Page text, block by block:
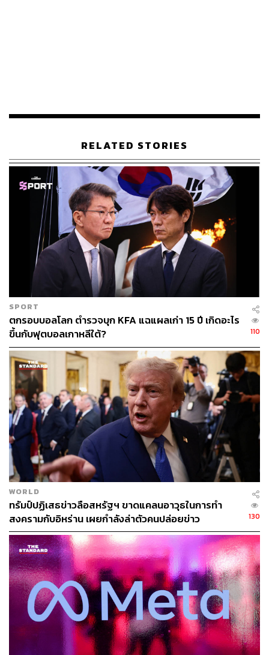
กว่าพรรคเดโมแครต หลังจากที่มีคะแนนเสียงเท่ากันที่ 48:48
คะแนนอยู่ที่ 206 ขณะที่พรรคเดโมแครตอยู่ที่ 187 โดยทั้ง
สองพรรคต้องได้คะแนนมากกว่า 218 เสียงจึงจะสามารถ
ครองเสียงข้างมากในสภาผู้แทนราษฎรได้
ด้านวุฒิสภามีรายงานว่า พรรครีพับลิกันสามารถคว้าที่นั่งใน
วุฒิสภามากกว่าพรรคเดโมแครต โดยอยู่ที่ 49:48 จากจำนวน
ทั้งสิ้น 100 ที่นั่ง โดยทั้งสองพรรคต้องการมากกว่า 50 ที่นั่งจึง
จะครองเสียงข้างมากในวุฒิสภา
อย่างไรก็ดี หากพรรคเดโมแครตได้ที่นั่งเพียง 50 ที่นั่งใน
วุฒิสภา ก็ยังอยู่ในสถานะที่ได้เปรียบกว่าพรรครีพับลิกัน
เนื่องจากในกรณีที่มีการลงมติด้วยคะแนนเสียงเท่ากัน 50:50
คามาลา แฮร์ริส รองประธานาธิบดีสหรัฐฯ ซึ่งสังกัดพรรคเด
โมแครต สามารถลงคะแนนเสียงชี้ขาดในฐานะประธาน
วุฒิสภา
ทั้งนี้ ยังคงมีการนับคะแนนในหลายรัฐที่สำคัญ โดยยังไม่นับ
รวมถึงความเป็นไปได้ที่จะมีการยื่นฟ้องร้องเกี่ยวกับการเลือก
ตั้งที่จะเกิดขึ้นในภายหลัง ทำให้การประกาศผลคะแนนอย่าง
เป็นทางการอาจกินเวลาหลายสัปดาห์
อ้างอิง:
https://edition.cnn.com/2022/11/09/politics/biden-ne
ws-conference-midterms/index.htm
https://edition.cnn.com/politics/live-news/election-res
ults-congress-senate-house-11-09-2022/index.htm
สามารถติดตาม THE STANDARD WEALTH
ผ่านแอปพลิเคชันต่างๆ ที่คุณสะดวกหรือใช้งานอยู่แล้วได้เลย
TAGS: เลือกตั้งกลางเทอมสหรัฐฯ 2022
Joe Biden
สหรัฐอเมริกา
โจ ไบเดน เศรษฐกิจถดถอย
RELATED STORIES
SPORT
ตกรอบบอลโลก ตำรวจบุก KFA แฉแผลเก่า 15 ปี เกิดอะไร
ขึ้นกับฟุตบอลเกาหลีใต้?
110
WORLD
ทรัมป์ปฏิเสธข่าวลือสหรัฐฯ ขาดแคลนอาวุธในการทำ
สงครามกับอิหร่าน เผยกำลังล่าตัวคนปล่อยข่าว
130